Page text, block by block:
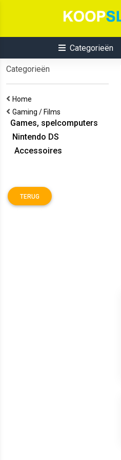
Categorieën
Categorieën
Home
Gaming / Films
Games, spelcomputers
Nintendo DS
Accessoires
TERUG